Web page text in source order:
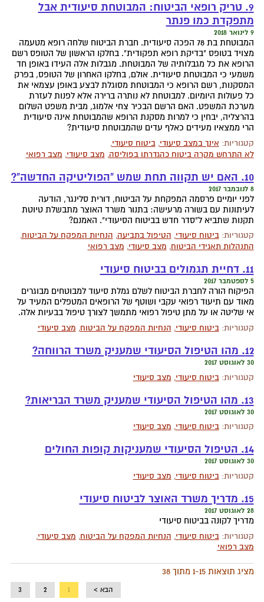
9. טריק רופאי הביטוח: המבוטחת סיעודית אבל
מתפקדת כמו פנתר
9 לינואר 2018
המבוטחת בת 78 הפכה סיעודית. חברת הביטוח שלחה רופא מטעמה
מצויד בטופס "בדיקת רופא תפקודית". בחלקו הראשון של הטופס רשם
הרופא את כל מגבלותיה של המבוטחת. מגבלות אלה העידו באופן חד
משמעי כי המבוטחת סיעודית. אולם, בחלקו האחרון של הטופס, בפרק
המסקנות, רשם הרופא כי המבוטחת מסוגלת לבצע באופן עצמאי את
כל פעולות היומיום. למבוטחת לא נותרה ברירה אלא לפנות לעזרת
מערכת המשפט. האם הרשם הבכיר צחי אלמוג, מבית משפט השלום
בהרצליה, יבחין כי למרות מסקנת הרופא שהמבוטחת אינה סיעודית
הרי ממצאיו מעידים כאלף עדים שהמבוטחת סיעודית?
קטגוריות: אינך במצב סיעודי,ביטוח סיעודי,
לא התרחש מקרה ביטוח כהגדרתו בפוליסה, מצב סיעודי, מצב רפואי
10. האם יש תקווה תחת שמש "הפוליטיקה החדשה"?
8 לנובמבר 2017
לפני יומיים פרסמה המפקחת על הביטוח, דורית סלינגר, הודעה
לעיתונות עם בשורה מרעישה: בתנור משרד האוצר מתבשלת טיוטת
תקנות שתביא ל"סדר חדש בביטוח הסיעודי". האמנם?
קטגוריות:ביטוח סיעודי, הטיפול בתביעה, הנחיות המפקח על הביטוח,
התנהלות תאגידי הביטוח, מצב סיעודי, מצב רפואי
11. דחיית תגמולים בביטוח סיעודי
5 לספטמבר 2017
הפיקוח הורה לחברת הביטוח לשלם גמלת סיעוד למבוטחים מבוגרים
מאוד עם תיעוד רפואי עקבי ושוטף של הרופאים המטפלים המעיד על
אי שליטה או על מתן טיפול רפואי מתמשך לצורך טיפול בבעיות אלה.
קטגוריות:ביטוח סיעודי, הנחיות המפקח על הביטוח, מצב סיעודי
12. מהו הטיפול הסיעודי שמעניק משרד הרווחה?
30 לאוגוסט 2017
קטגוריות:ביטוח סיעודי, מצב סיעודי
13. מהו הטיפול הסיעודי שמעניק משרד הבריאות?
30 לאוגוסט 2017
קטגוריות:ביטוח סיעודי, מצב סיעודי
14. הטיפול הסיעודי שמעניקות קופות החולים
30 לאוגוסט 2017
קטגוריות:ביטוח סיעודי, מצב סיעודי
15. מדריך משרד האוצר לביטוח סיעודי
28 לאוגוסט 2017
מדריך לקונה בביטוח סיעודי
קטגוריות:ביטוח סיעודי, הנחיות המפקח על הביטוח, מצב סיעודי,
מצב רפואי
מציג תוצאות 1-15 מתוך 38
הבא > 1
2
3